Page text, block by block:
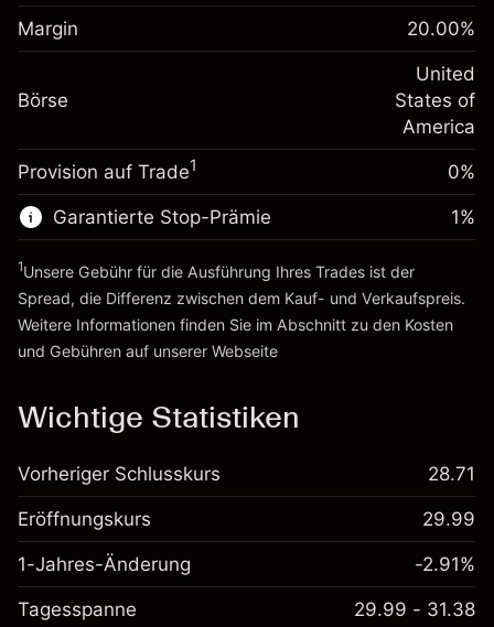
fremdfinanzierten
(-$1.08)
~$5,000.00
Zur Plattform
Margin. Ihre Investition
$1,000.00
Anpassung der
-0.000626
%
(-$0.03)
Positionsgröße mit Hebelwirkung
~$5,000.00
Geld aus Hebelwirkung ~
Zur Plattform
Margin 20.00%
Börse
United
States of
America
Provision auf Trade1 0%
Garantierte Stop-Prämie 1%
1Unsere Gebühr für die Ausführung Ihres Trades ist der
Spread, die Differenz zwischen dem Kauf- und Verkaufspreis.
Weitere Informationen finden Sie im Abschnitt zu den Kosten
und Gebühren auf unserer Webseite
Wichtige Statistiken
Vorheriger Schlusskurs 28.71
Eröffnungskurs 29.99
1-Jahres-Änderung -2.91%
Tagesspanne 29.99 - 31.38